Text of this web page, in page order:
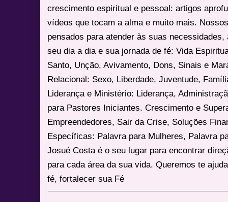
crescimento espiritual e pessoal: artigos
vídeos que tocam a alma e muito mais.
pensados para atender às suas
seu dia a dia e sua jornada de fé: Vida
Santo, Unção, Avivamento, Dons, Sinais e
Relacional: Sexo, Liberdade, Juventude,
Liderança e Ministério: Liderança,
para Pastores Iniciantes. Crescimento e
Empreendedores, Sair da Crise, Soluções
Específicas: Palavra para Mulheres, Palavra
Josué Costa é o seu lugar para encontrar
para cada área da sua vida. Queremos te
fé, fortalecer sua Fé